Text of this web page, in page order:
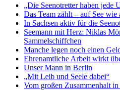
„Die Seenotretter haben jede
Das Team zählt – auf See wie
In Sachsen aktiv für die
Seemann mit Herz: Niklas
Sammelschiffchen
Manche legen noch einen
Ehrenamtliche Arbeit wirkt
Unser Mann in Berlin
„Mit Leib und Seele dabei“
Vom großen Zusammenhalt